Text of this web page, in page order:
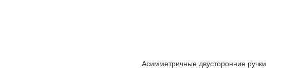
Асимметричные двусторонние ручки